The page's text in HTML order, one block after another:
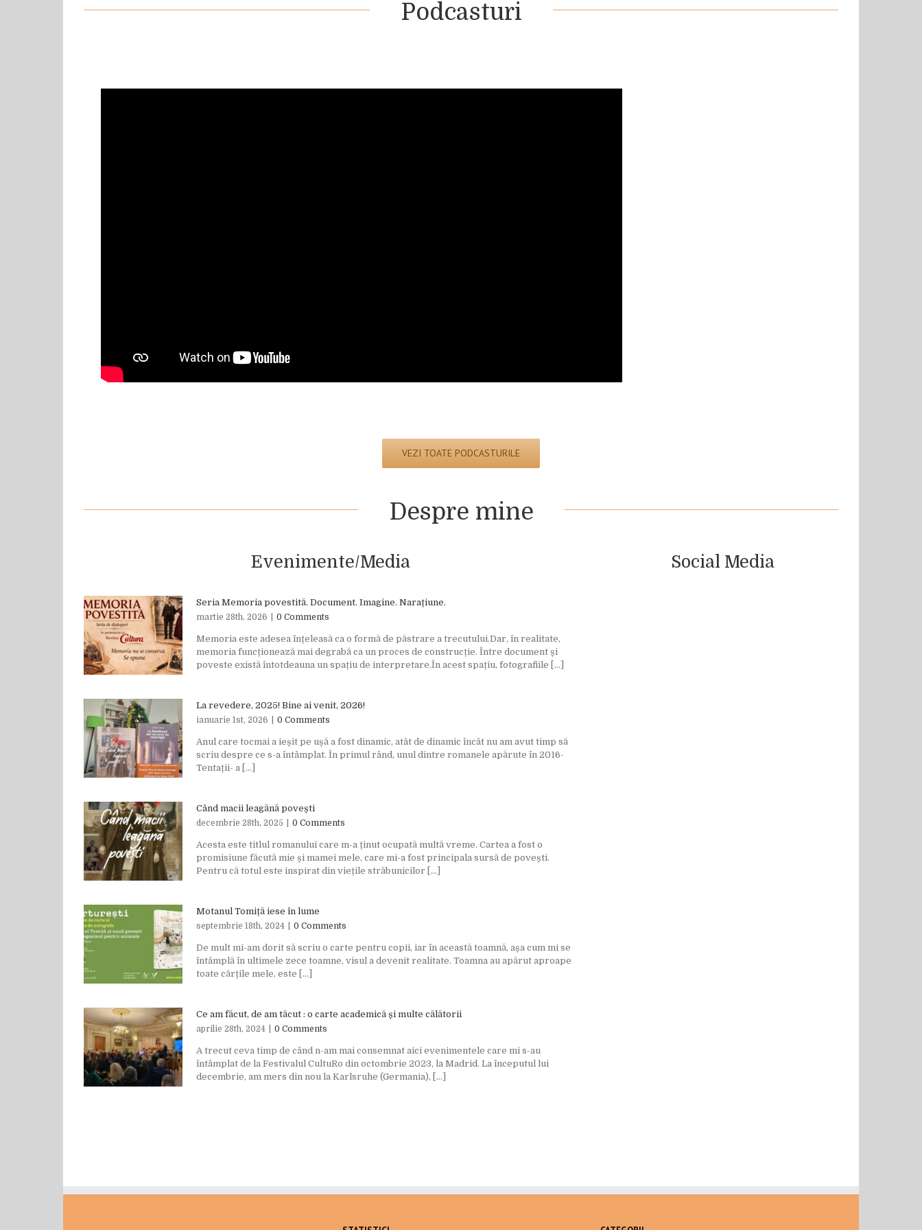
Podcasturi
VEZI TOATE PODCASTURILE
Despre mine
Evenimente/Media
Seria Memoria povestită. Document. Imagine. Narațiune.
martie 28th, 2026 0 Comments
Memoria este adesea înțeleasă ca o formă de păstrare a trecutului.Dar, în realitate,
memoria funcționează mai degrabă ca un proces de construcție. Între document și
poveste există întotdeauna un spațiu de interpretare.În acest spațiu, fotografiile [...]
La revedere, 2025! Bine ai venit, 2026!
ianuarie 1st, 2026 0 Comments
Anul care tocmai a ieșit pe ușă a fost dinamic, atât de dinamic încât nu am avut timp să
scriu despre ce s-a întâmplat. În primul rând, unul dintre romanele apărute în 2016-
Tentații- a [...]
Când macii leagănă povești
decembrie 28th, 2025 0 Comments
Acesta este titlul romanului care m-a ținut ocupată multă vreme. Cartea a fost o
promisiune făcută mie și mamei mele, care mi-a fost principala sursă de povești.
Pentru că totul este inspirat din viețile străbunicilor [...]
Motanul Tomiță iese în lume
septembrie 18th, 2024 0 Comments
De mult mi-am dorit să scriu o carte pentru copii, iar în această toamnă, așa cum mi se
întâmplă în ultimele zece toamne, visul a devenit realitate. Toamna au apărut aproape
toate cărțile mele, este [...]
Ce am făcut, de am tăcut : o carte academică și multe călătorii
aprilie 28th, 2024 0 Comments
A trecut ceva timp de când n-am mai consemnat aici evenimentele care mi s-au
întâmplat de la Festivalul CultuRo din octombrie 2023, la Madrid. La începutul lui
decembrie, am mers din nou la Karlsruhe (Germania), [...]
Social Media